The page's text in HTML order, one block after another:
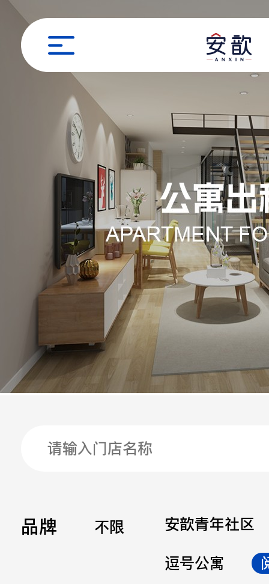
品牌 不限
安歆青年社区
逗号公寓
职位申请
姓名
手机
公司
邮箱
留言
立即提交